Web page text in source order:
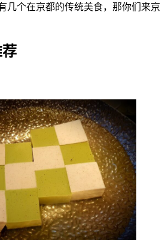
几个在京都的传统美食，那你们来京